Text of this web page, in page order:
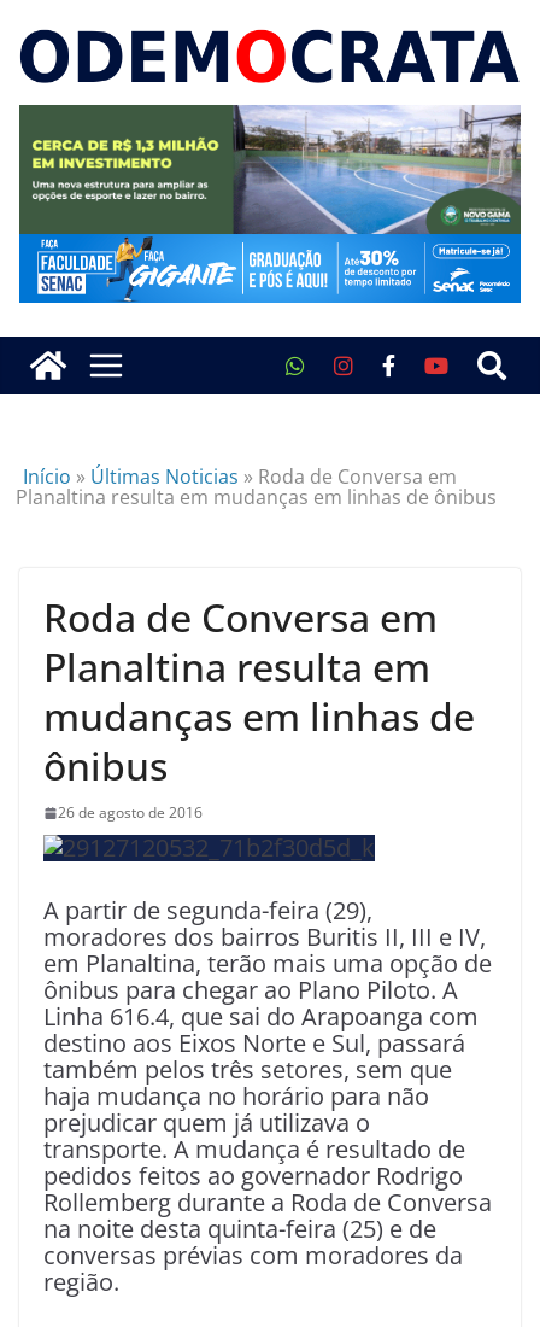
Início » Últimas Noticias » Roda de Conversa em
Planaltina resulta em mudanças em linhas de ônibus
Roda de Conversa em
Planaltina resulta em
mudanças em linhas de
ônibus
26 de agosto de 2016
A partir de segunda-feira (29),
moradores dos bairros Buritis II, III e IV,
em Planaltina, terão mais uma opção de
ônibus para chegar ao Plano Piloto. A
Linha 616.4, que sai do Arapoanga com
destino aos Eixos Norte e Sul, passará
também pelos três setores, sem que
haja mudança no horário para não
prejudicar quem já utilizava o
transporte. A mudança é resultado de
pedidos feitos ao governador Rodrigo
Rollemberg durante a Roda de Conversa
na noite desta quinta-feira (25) e de
conversas prévias com moradores da
região.